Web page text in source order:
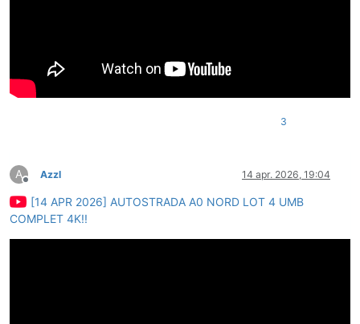
3
A
Deconectat
Azzl 14 apr. 2026, 19:04
[14 APR 2026] AUTOSTRADA A0 NORD LOT 4 UMB
COMPLET 4K!!